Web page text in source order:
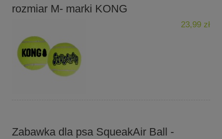
rozmiar M- marki KONG
23,99 zł
Zabawka dla psa SqueakAir Ball -